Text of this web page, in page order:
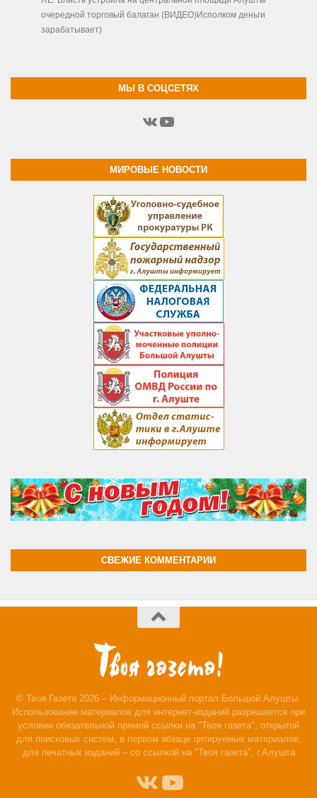
очередной торговый балаган (ВИДЕО)Исполком деньги
зарабатывает)
МЫ В СОЦСЕТЯХ
ВКонтакте
YouTube
МИРОВЫЕ НОВОСТИ
СВЕЖИЕ КОММЕНТАРИИ
© Твоя Газета 2026 – Информационный портал Большой Алушты.
Использование материалов для интернет-изданий разрешается при
условии обязательной прямой ссылки на "Твоя газета", открытой
для поисковых систем, в первом абзаце цитируемых материалов;
для печатных изданий – со ссылкой на "Твоя газета", г.Алушта